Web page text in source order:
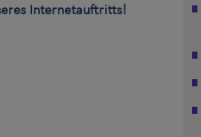
Internetauftritts!